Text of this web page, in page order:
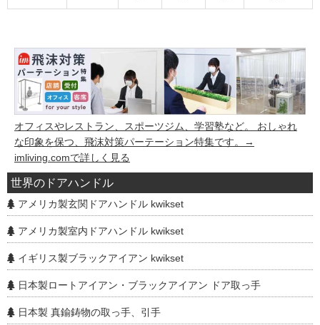
オフィスやレストラン、スポーツジム、学習塾など。 おしゃれ
な印象を保つ、飛沫対策パーテーション特集です。→
imliving.comで詳しく見る
世界のドアハンドル
アメリカ製玄関ドアハンドル kwikset
アメリカ製室内ドアハンドル kwikset
イギリス製ブラックアイアン kwikset
日本製ロートアイアン・ブラックアイアン ドア取っ手
日本製 真鍮鋳物の取っ手、引手